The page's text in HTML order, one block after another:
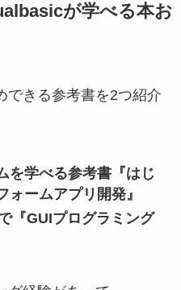
が学べる本お
できる参考書を2つ紹介
を学べる参考書『はじ
ームアプリ開発』
『GUIプログラミング